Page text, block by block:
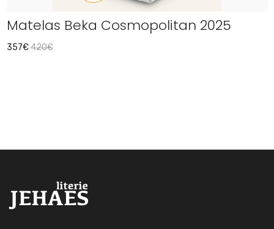
Matelas Beka Cosmopolitan 2025
357€420€